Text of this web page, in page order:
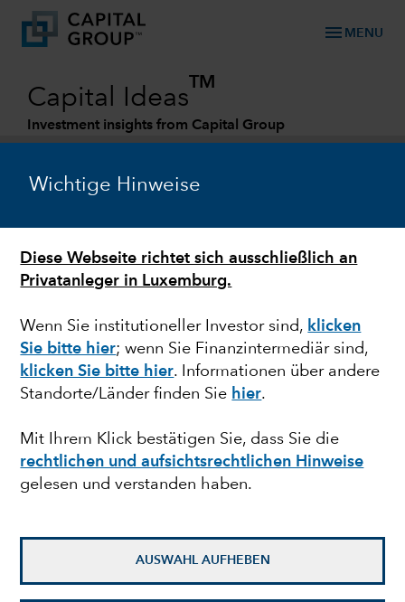
Wichtige Hinweise
Diese Webseite richtet sich ausschließlich an
Privatanleger in Luxemburg.
Wenn Sie institutioneller Investor sind, klicken
Sie bitte hier; wenn Sie Finanzintermediär sind,
klicken Sie bitte hier. Informationen über andere
Standorte/Länder finden Sie hier.
Mit Ihrem Klick bestätigen Sie, dass Sie die
rechtlichen und aufsichtsrechtlichen Hinweise
gelesen und verstanden haben.
AUSWAHL AUFHEBEN
menu MENU
Capital Ideas
TM
Investment insights from Capital Group
FEDERAL RESERVE
Quick Take:
Bankenzusammenbrüche
veranlassen Fed zur